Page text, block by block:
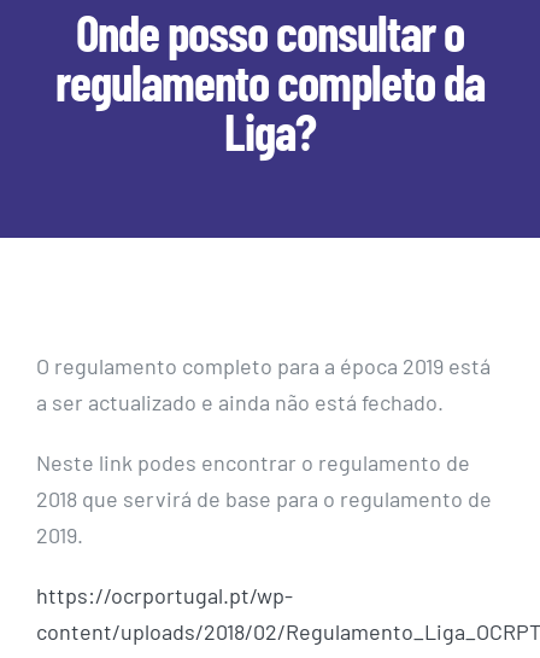
Onde posso consultar o
regulamento completo da
Liga?
O regulamento completo para a época 2019 está
a ser actualizado e ainda não está fechado.
Neste link podes encontrar o regulamento de
2018 que servirá de base para o regulamento de
2019.
https://ocrportugal.pt/wp-
content/uploads/2018/02/